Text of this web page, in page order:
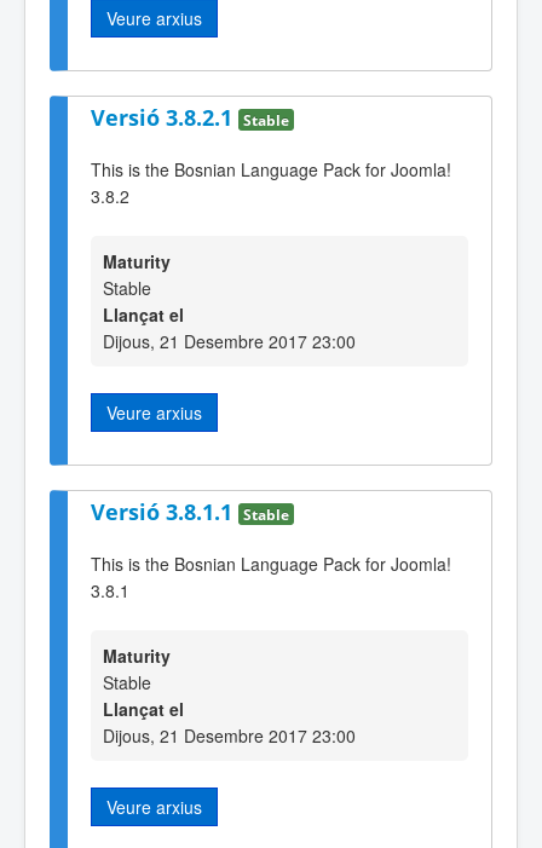
Veure arxius
Versió 3.8.2.1 Stable
This is the Bosnian Language Pack for Joomla!
3.8.2
Maturity
Stable
Llançat el
Dijous, 21 Desembre 2017 23:00
Veure arxius
Versió 3.8.1.1 Stable
This is the Bosnian Language Pack for Joomla!
3.8.1
Maturity
Stable
Llançat el
Dijous, 21 Desembre 2017 23:00
Veure arxius